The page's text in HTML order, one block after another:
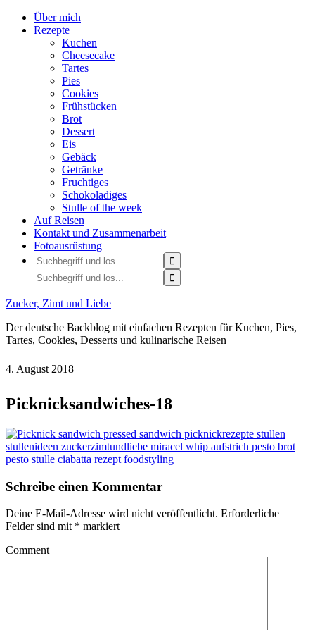
Über mich
Rezepte
Kuchen
Cheesecake
Tartes
Pies
Cookies
Frühstücken
Brot
Dessert
Eis
Gebäck
Getränke
Fruchtiges
Schokoladiges
Stulle of the week
Auf Reisen
Kontakt und Zusammenarbeit
Fotoausrüstung
Zucker, Zimt und Liebe
Der deutsche Backblog mit einfachen Rezepten für Kuchen, Pies,
Tartes, Cookies, Desserts und kulinarische Reisen
4. August 2018
Picknicksandwiches-18
Schreibe einen Kommentar
Deine E-Mail-Adresse wird nicht veröffentlicht. Erforderliche
Felder sind mit * markiert
Comment